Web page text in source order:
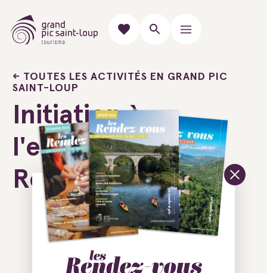
TOUTES LES ACTIVITÉS EN GRAND PIC
SAINT-LOUP
Initiation à
l'escalade avec
Roc'N River